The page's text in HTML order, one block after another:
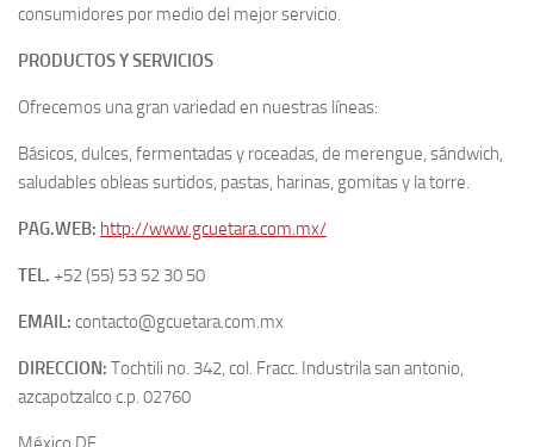
consumidores por medio del mejor servicio.
PRODUCTOS Y SERVICIOS
Ofrecemos una gran variedad en nuestras líneas:
Básicos, dulces, fermentadas y roceadas, de merengue, sándwich,
saludables obleas surtidos, pastas, harinas, gomitas y la torre.
PAG.WEB: http://www.gcuetara.com.mx/
TEL. +52 (55) 53 52 30 50
EMAIL: contacto@gcuetara.com.mx
DIRECCION: Tochtili no. 342, col. Fracc. Industrila san antonio,
azcapotzalco c.p. 02760